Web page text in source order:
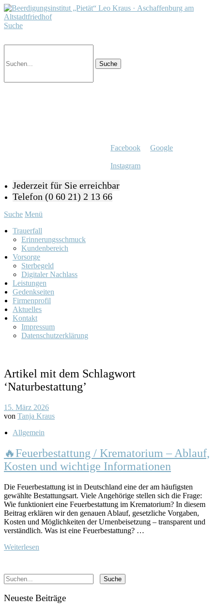
Suche
Facebook Google
Instagram
Jederzeit für Sie erreichbar
Telefon (0 60 21) 2 13 66
Suche Menü
Trauerfall
Erinnerungsschmuck
Kundenbereich
Vorsorge
Sterbegeld
Digitaler Nachlass
Leistungen
Gedenkseiten
Firmenprofil
Aktuelles
Kontakt
Impressum
Datenschutzerklärung
Artikel mit dem Schlagwort
‘Naturbestattung’
15. März 2026
von Tanja Kraus
Allgemein
🔥Feuerbestattung / Krematorium – Ablauf,
Kosten und wichtige Informationen
Die Feuerbestattung ist in Deutschland eine der am häufigsten
gewählte Bestattungsart. Viele Angehörige stellen sich die Frage:
Wie funktioniert eine Feuerbestattung im Krematorium? In diesem
Beitrag erklären wir den genauen Ablauf, gesetzliche Vorgaben,
Kosten und Möglichkeiten der Urnenbeisetzung – transparent und
verständlich. Was ist eine Feuerbestattung? …
Weiterlesen
Neueste Beiträge